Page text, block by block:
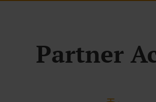
Partner